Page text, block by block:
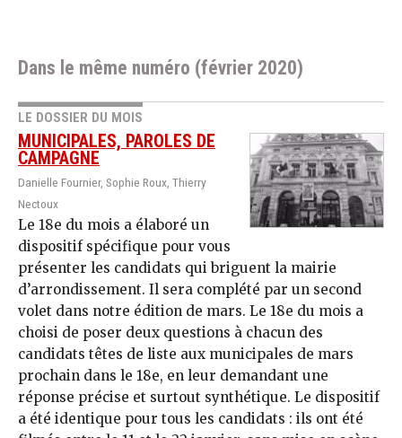
Dans le même numéro (février 2020)
LE DOSSIER DU MOIS
MUNICIPALES, PAROLES DE
CAMPAGNE
Danielle Fournier, Sophie Roux, Thierry
Nectoux
Le 18e du mois a élaboré un
dispositif spécifique pour vous
présenter les candidats qui briguent la mairie
d’arrondissement. Il sera complété par un second
volet dans notre édition de mars. Le 18e du mois a
choisi de poser deux questions à chacun des
candidats têtes de liste aux municipales de mars
prochain dans le 18e, en leur demandant une
réponse précise et surtout synthétique. Le dispositif
a été identique pour tous les candidats : ils ont été